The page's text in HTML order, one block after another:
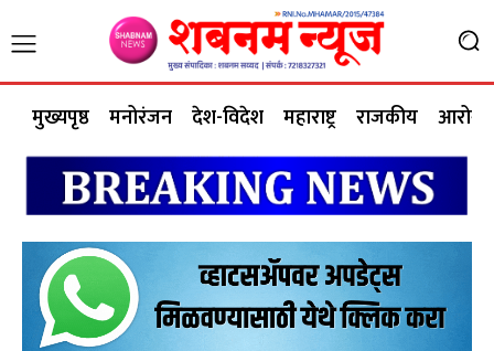
मुख्यपृष्ठ मनोरंजन देश-विदेश महाराष्ट्र राजकीय आरोग्य